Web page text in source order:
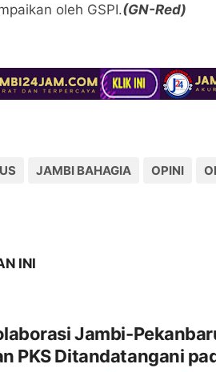
oleh GSPI.(GN-Red)
JAMBI BAHAGIA OPINI
INI
Jambi-
PKS Ditandatangani